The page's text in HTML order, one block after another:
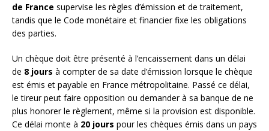
de France supervise les règles d’émission et de traitement,
tandis que le Code monétaire et financier fixe les obligations
des parties.
Un chèque doit être présenté à l’encaissement dans un délai
de 8 jours à compter de sa date d’émission lorsque le chèque
est émis et payable en France métropolitaine. Passé ce délai,
le tireur peut faire opposition ou demander à sa banque de ne
plus honorer le règlement, même si la provision est disponible.
Ce délai monte à 20 jours pour les chèques émis dans un pays